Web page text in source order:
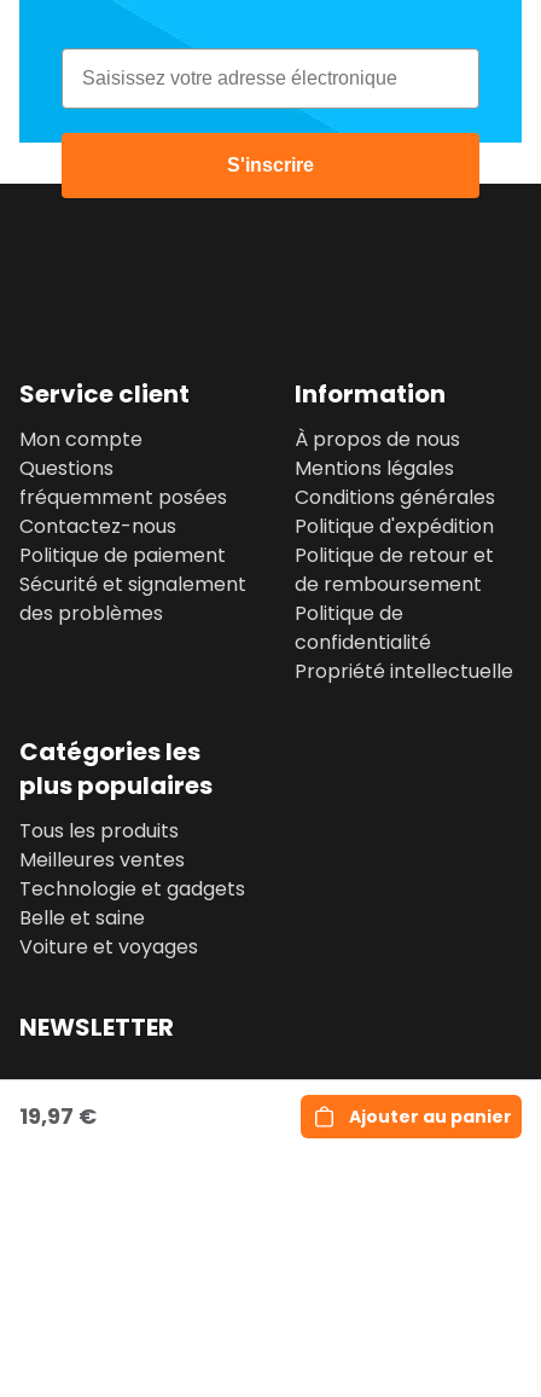
Email
S'inscrire
Service client
Mon compte
Questions
fréquemment posées
Contactez-nous
Politique de paiement
Sécurité et signalement
des problèmes
Information
À propos de nous
Mentions légales
Conditions générales
Politique d'expédition
Politique de retour et
de remboursement
Politique de
confidentialité
Propriété intellectuelle
Catégories les
plus populaires
Tous les produits
Meilleures ventes
Technologie et gadgets
Belle et saine
Voiture et voyages
NEWSLETTER
19,97 € Ajouter au panier